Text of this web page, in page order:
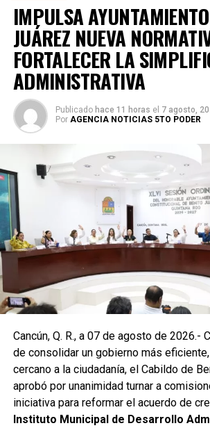
Posteriormente, en la Supermanzana
solicitud de vecinos mediante el
pluvial localizado en el cruce de la
Con apoyo de una máquina perforadora
Vactor, se liberó el captador para
encharcamientos y mejorar el flujo
reconocido por la comunidad como una
oportuna del gobierno municipal.
se reconstruyó la losa de bóveda y se
rejilla en un pozo dañado por el tránsito
pesados. De manera simultánea, se
público utilizado como basurero
han retirado aproximadamente 150
escombros, cacharros y desechos
IMPULSA
JUÁREZ NUEVA
FORTALECER LA
ADMINISTRATIVA
Publicado hace 11 horas el 7 agosto,
Por AGENCIA NOTICIAS 5TO PODER
Cancún, Q. R., a 07 de agosto de 2026.-
de consolidar un gobierno más
cercano a la ciudadanía, el Cabildo de
aprobó por unanimidad turnar a
iniciativa para reformar el acuerdo de
Instituto Municipal de Desarrollo